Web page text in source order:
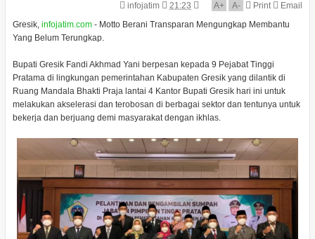
infojatim 21:23 A+ A- Print
Email
Gresik, infojatim.com- Motto Berani Transparan Mengungkap Membantu
Yang Belum Terungkap.
Bupati Gresik Fandi Akhmad Yani berpesan kepada 9 Pejabat Tinggi
Pratama di lingkungan pemerintahan Kabupaten Gresik yang dilantik di
Ruang Mandala Bhakti Praja lantai 4 Kantor Bupati Gresik hari ini untuk
melakukan akselerasi dan terobosan di berbagai sektor dan tentunya untuk
bekerja dan berjuang demi masyarakat dengan ikhlas.